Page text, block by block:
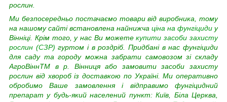
рослин.
Ми безпосередньо постачаємо товари від виробника, тому
на нашому сайті встановлена найнижча ціна на фунгіциди у
Вінніці. Крім того, у нас Ви можетекупити засоби захисту
рослин (СЗР) гуртом і в роздріб. Придбані в нас фунгіциди
для саду та городу можна забрати самовозом зі складу
АгроВіннTM в р. Вінниця або замовити засоби захисту
рослин від хвороб із доставкою по Україні. Ми оперативно
обробимо Ваше замовлення і відправимо фунгіцидний
препарат у будь-який населений пункт: Київ, Біла Церква,